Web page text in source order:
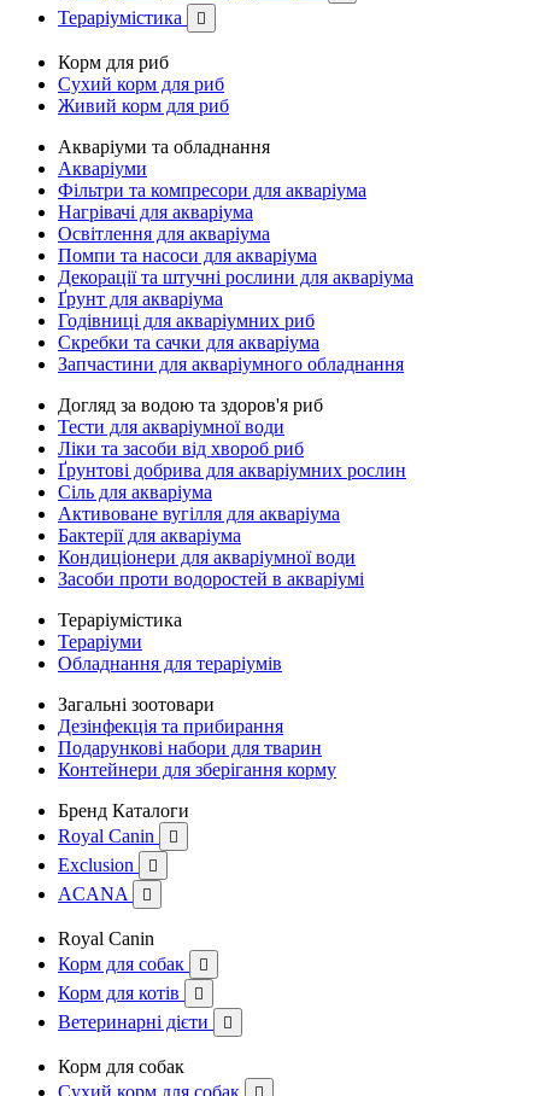
Тераріумістика 
Корм для риб
Сухий корм для риб
Живий корм для риб
Акваріуми та обладнання
Акваріуми
Фільтри та компресори для акваріума
Нагрівачі для акваріума
Освітлення для акваріума
Помпи та насоси для акваріума
Декорації та штучні рослини для акваріума
Ґрунт для акваріума
Годівниці для акваріумних риб
Скребки та сачки для акваріума
Запчастини для акваріумного обладнання
Догляд за водою та здоров'я риб
Тести для акваріумної води
Ліки та засоби від хвороб риб
Ґрунтові добрива для акваріумних рослин
Сіль для акваріума
Активоване вугілля для акваріума
Бактерії для акваріума
Кондиціонери для акваріумної води
Засоби проти водоростей в акваріумі
Тераріумістика
Тераріуми
Обладнання для тераріумів
Загальні зоотовари
Дезінфекція та прибирання
Подарункові набори для тварин
Контейнери для зберігання корму
Бренд Каталоги
Royal Canin

Exclusion 
ACANA 
Royal Canin
Корм для собак

Корм для котів 
Ветеринарні дієти 
Корм для собак
Сухий корм для собак